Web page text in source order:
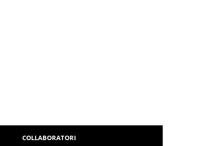
COLLABORATORI